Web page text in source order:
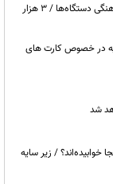
ریمـدان؛ مرزی گرفتار در صف، کمبود زیرساخت و ضعف هماهنگی دستگاه‌ها / ۳ هزار
در خصوص کارت های
شد
/ زیر سایه